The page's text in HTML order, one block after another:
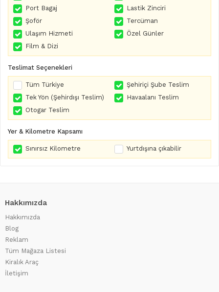
Port Bagaj
Lastik Zinciri
Şoför
Tercüman
Ulaşım Hizmeti
Özel Günler
Film & Dizi
Teslimat Seçenekleri
Tüm Türkiye
Şehiriçi Şube Teslim
Tek Yön (Şehirdışı Teslim)
Havaalanı Teslim
Otogar Teslim
Yer & Kilometre Kapsamı
Sınırsız Kilometre Yurtdışına çıkabilir
Hakkımızda
Hakkımızda
Blog
Reklam
Tüm Mağaza Listesi
Kiralık Araç
İletişim